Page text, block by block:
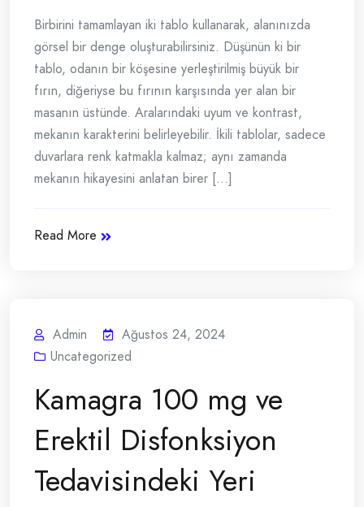
Birbirini tamamlayan iki tablo kullanarak, alanınızda
görsel bir denge oluşturabilirsiniz. Düşünün ki bir
tablo, odanın bir köşesine yerleştirilmiş büyük bir
fırın, diğeriyse bu fırının karşısında yer alan bir
masanın üstünde. Aralarındaki uyum ve kontrast,
mekanın karakterini belirleyebilir. İkili tablolar, sadece
duvarlara renk katmakla kalmaz; aynı zamanda
mekanın hikayesini anlatan birer [...]
Read More
Admin
Ağustos 24, 2024
Uncategorized
Kamagra 100 mg ve
Erektil Disfonksiyon
Tedavisindeki Yeri